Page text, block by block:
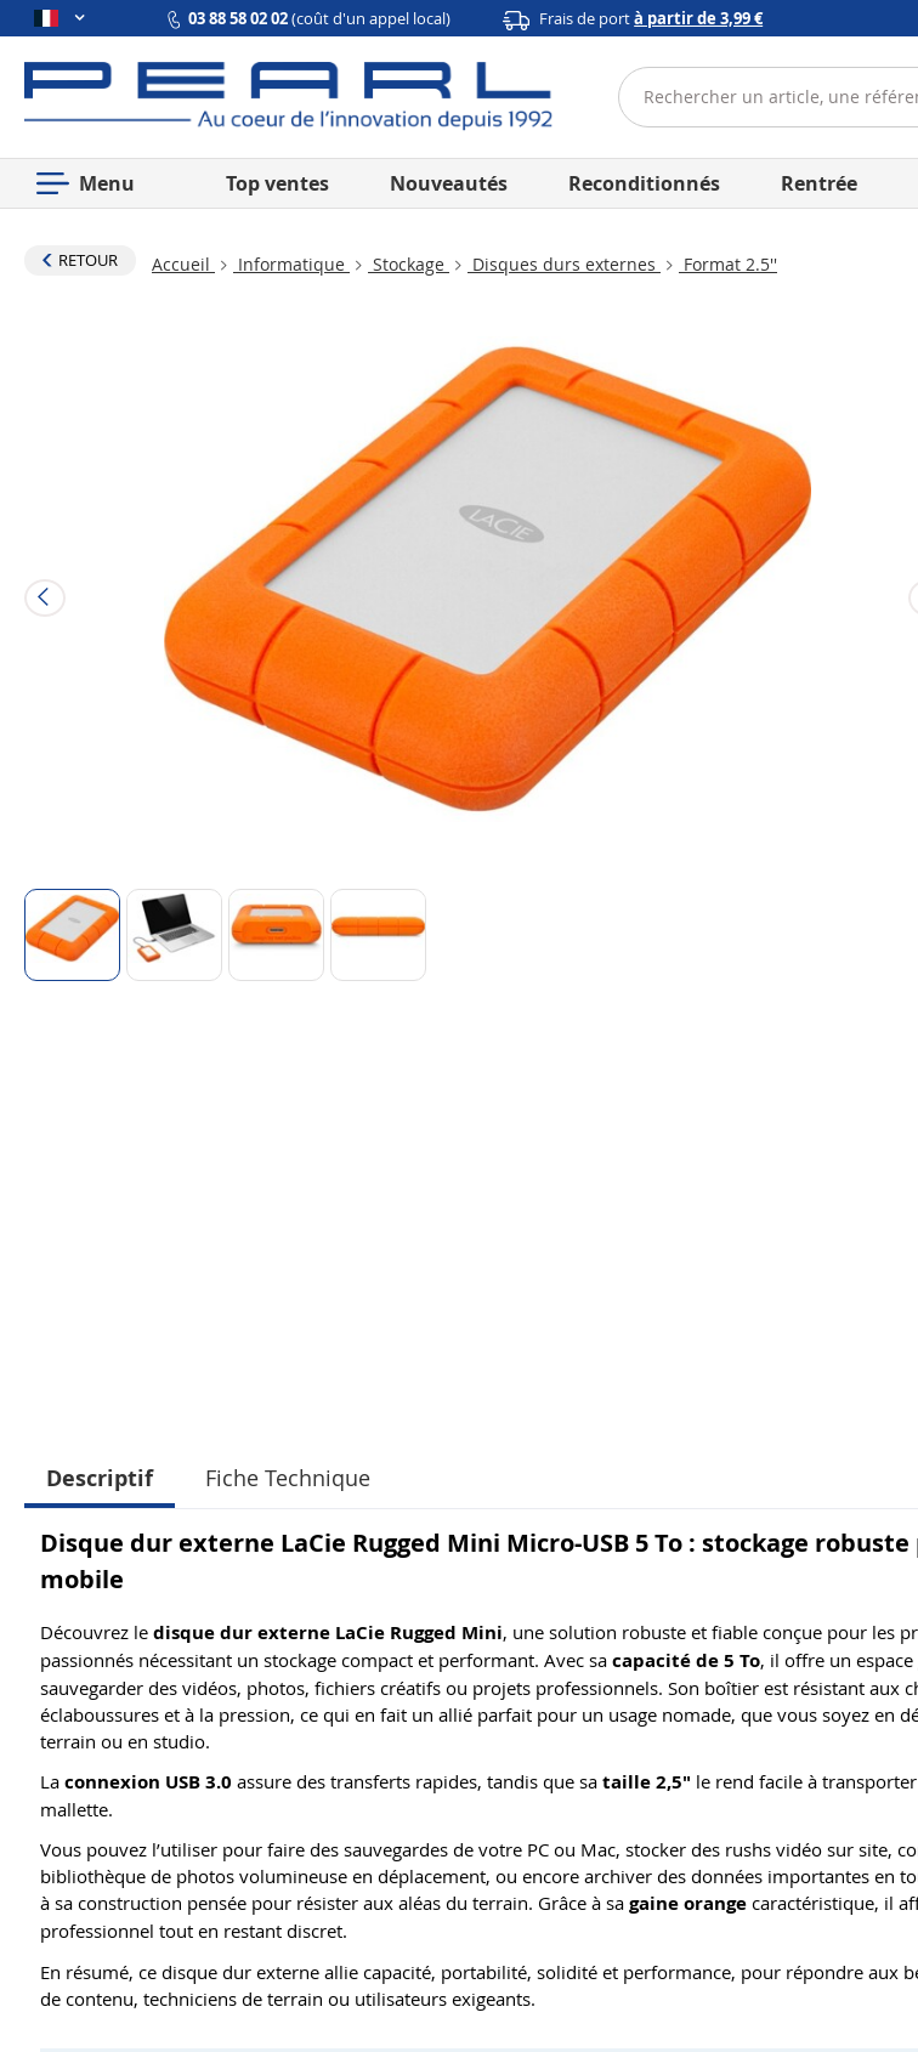
03 88 58 02 02(coût d'un appel local) Frais de portà partir de 3,99 €
Menu Top ventes Nouveautés Reconditionnés Rentrée
RETOUR Accueil Informatique Stockage Disques durs externes Format 2.5''
Descriptif Fiche Technique
Disque dur externe LaCie Rugged Mini Micro-USB 5 To : stockage
mobile
Découvrez le disque dur externe LaCie Rugged Mini, une solution robuste et fiable conçue pour les
passionnés nécessitant un stockage compact et performant. Avec sa capacité de 5 To, il offre un
sauvegarder des vidéos, photos, fichiers créatifs ou projets professionnels. Son boîtier est résistant aux
éclaboussures et à la pression, ce qui en fait un allié parfait pour un usage nomade, que vous soyez en
terrain ou en studio.
La connexion USB 3.0 assure des transferts rapides, tandis que sa taille 2,5" le rend facile à
mallette.
Vous pouvez l’utiliser pour faire des sauvegardes de votre PC ou Mac, stocker des rushs vidéo sur site,
bibliothèque de photos volumineuse en déplacement, ou encore archiver des données importantes en
à sa construction pensée pour résister aux aléas du terrain. Grâce à sa gaine orange caractéristique, il
professionnel tout en restant discret.
En résumé, ce disque dur externe allie capacité, portabilité, solidité et performance, pour répondre aux
de contenu, techniciens de terrain ou utilisateurs exigeants.